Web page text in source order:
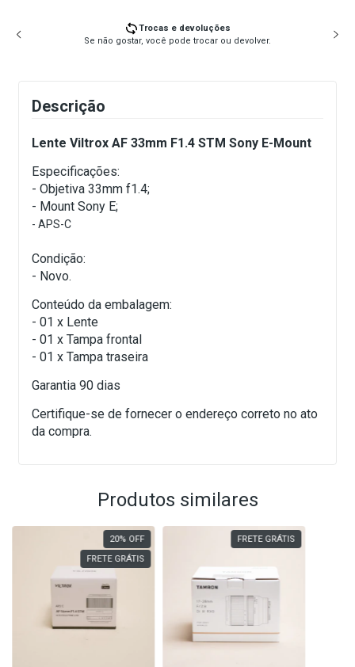
Trocas e devoluções
Se não gostar, você pode trocar ou devolver.
Descrição
Lente Viltrox AF 33mm F1.4 STM Sony E-Mount
Especificações:
- Objetiva 33mm f1.4;
- Mount Sony E;
- APS-C
Condição:
- Novo.
Conteúdo da embalagem:
- 01 x Lente
- 01 x Tampa frontal
- 01 x Tampa traseira
Garantia 90 dias
Certifique-se de fornecer o endereço correto no ato
da compra.
Produtos similares
20% OFF
FRETE GRÁTIS
FRETE GRÁTIS